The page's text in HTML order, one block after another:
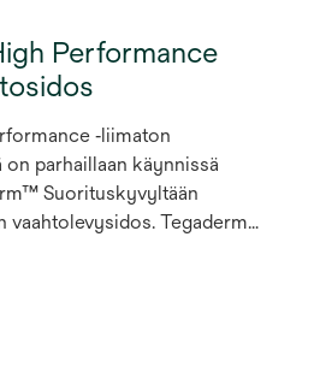
Performance
‑liimaton
parhaillaan käynnissä
Suorituskyvyltään
vaahtolevysidos. Tegaderm